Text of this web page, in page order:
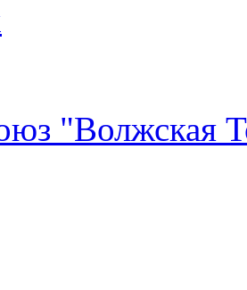
"Волжская